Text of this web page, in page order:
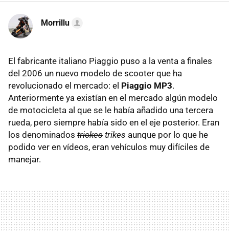
Morrillu
El fabricante italiano Piaggio puso a la venta a finales
del 2006 un nuevo modelo de scooter que ha
revolucionado el mercado: el Piaggio MP3.
Anteriormente ya existían en el mercado algún modelo
de motocicleta al que se le había añadido una tercera
rueda, pero siempre había sido en el eje posterior. Eran
los denominados trickes trikes aunque por lo que he
podido ver en vídeos, eran vehículos muy difíciles de
manejar.